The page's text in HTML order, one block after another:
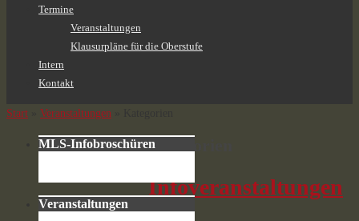
Termine
Veranstaltungen
Klausurpläne für die Oberstufe
Intern
Kontakt
Start Veranstaltungen
Kategorien
Infoveranstaltungen
MLS-Infobroschüren
Veranstaltungen